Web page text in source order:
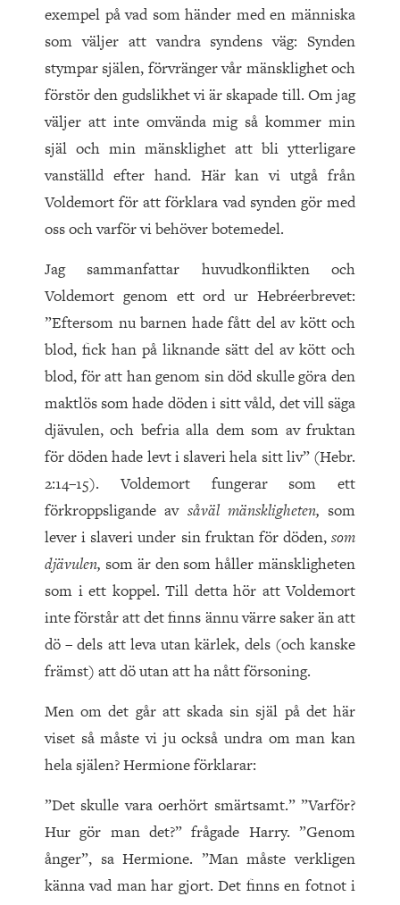
exempel på vad som händer med en människa
som väljer att vandra syndens väg: Synden
stympar själen, förvränger vår mänsklighet och
förstör den gudslikhet vi är skapade till. Om jag
väljer att inte omvända mig så kommer min
själ och min mänsklighet att bli ytterligare
vanställd efter hand. Här kan vi utgå från
Voldemort för att förklara vad synden gör med
oss och varför vi behöver botemedel.
Jag sammanfattar huvudkonflikten och
Voldemort genom ett ord ur Hebréerbrevet:
”Eftersom nu barnen hade fått del av kött och
blod, fick han på liknande sätt del av kött och
blod, för att han genom sin död skulle göra den
maktlös som hade döden i sitt våld, det vill säga
djävulen, och befria alla dem som av fruktan
för döden hade levt i slaveri hela sitt liv” (Hebr.
2:14–15). Voldemort fungerar som ett
förkroppsligande av såväl mänskligheten, som
lever i slaveri under sin fruktan för döden, som
djävulen, som är den som håller mänskligheten
som i ett koppel. Till detta hör att Voldemort
inte förstår att det finns ännu värre saker än att
dö – dels att leva utan kärlek, dels (och kanske
främst) att dö utan att ha nått försoning.
Men om det går att skada sin själ på det här
viset så måste vi ju också undra om man kan
hela själen? Hermione förklarar:
”Det skulle vara oerhört smärtsamt.” ”Varför?
Hur gör man det?” frågade Harry. ”Genom
ånger”, sa Hermione. ”Man måste verkligen
känna vad man har gjort. Det finns en fotnot i